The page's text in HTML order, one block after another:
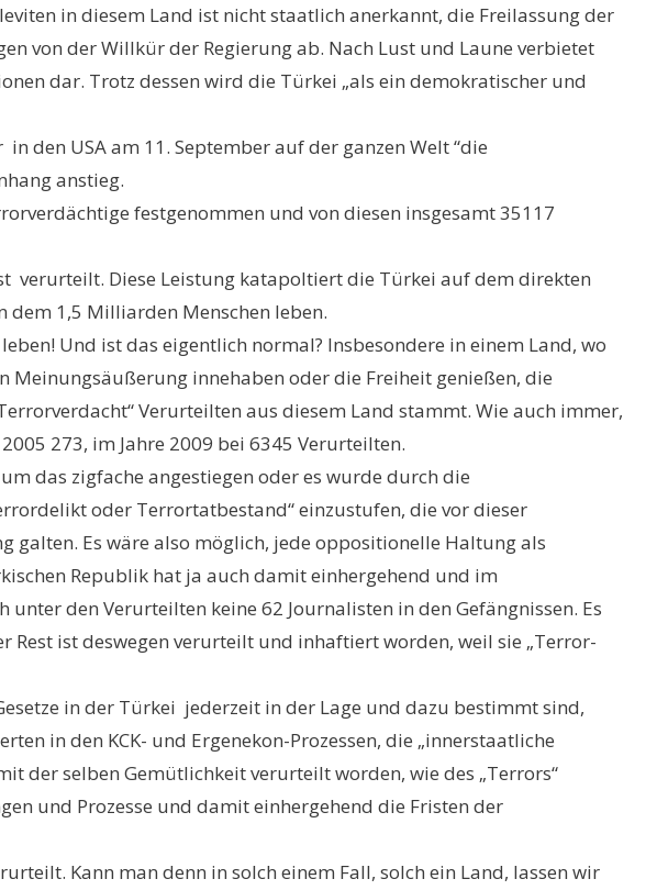
in diesem Land ist nicht staatlich anerkannt, die Freilassung der
von der Willkür der Regierung ab. Nach Lust und Laune verbietet
dar. Trotz dessen wird die Türkei „als ein demokratischer und
den USA am 11. September auf der ganzen Welt “die
anstieg.
festgenommen und von diesen insgesamt 35117
verurteilt. Diese Leistung katapoltiert die Türkei auf dem direkten
dem 1,5 Milliarden Menschen leben.
Und ist das eigentlich normal? Insbesondere in einem Land, wo
Meinungsäußerung innehaben oder die Freiheit genießen, die
Verurteilten aus diesem Land stammt. Wie auch immer,
273, im Jahre 2009 bei 6345 Verurteilten.
das zigfache angestiegen oder es wurde durch die
oder Terrortatbestand“ einzustufen, die vor dieser
Es wäre also möglich, jede oppositionelle Haltung als
Republik hat ja auch damit einhergehend und im
den Verurteilten keine 62 Journalisten in den Gefängnissen. Es
ist deswegen verurteilt und inhaftiert worden, weil sie „Terror-
in der Türkei jederzeit in der Lage und dazu bestimmt sind,
in den KCK- und Ergenekon-Prozessen, die „innerstaatliche
der selben Gemütlichkeit verurteilt worden, wie des „Terrors“
und Prozesse und damit einhergehend die Fristen der
Kann man denn in solch einem Fall, solch ein Land, lassen wir